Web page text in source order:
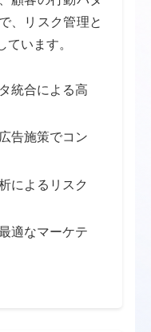
、リスク管理と
います。
統合による高
告施策でコン
によるリスク
適なマーケテ